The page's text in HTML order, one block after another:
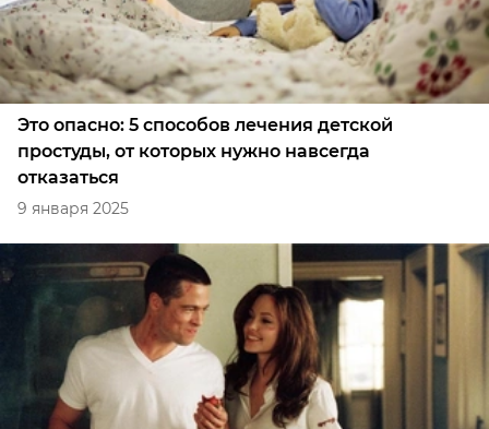
Это опасно: 5 способов лечения детской
простуды, от которых нужно навсегда
отказаться
9 января 2025